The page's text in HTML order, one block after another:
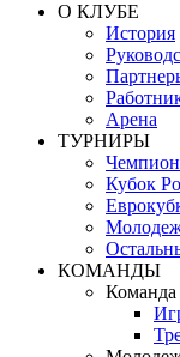
О КЛУБЕ
История
Арена
ТУРНИРЫ
Кубок
КОМАНДЫ
Команда